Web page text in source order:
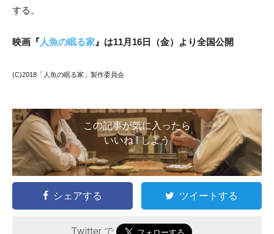
する。
映画『 人魚の眠る家 』は11月16日（金）より全国公開
(C)2018「人魚の眠る家」製作委員会
この記事が気に入ったら
いいね ! しよう
シェアする ツイートする
Twitter で